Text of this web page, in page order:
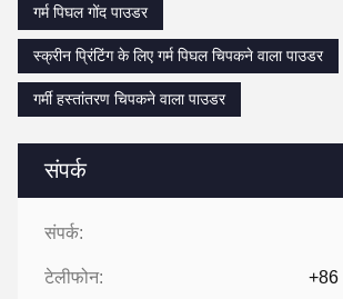
संपर्क
संपर्क:
टेलीफोन: +86
गर्म पिघल गोंद पाउडर
स्क्रीन प्रिंटिंग के लिए गर्म पिघल चिपकने वाला पाउडर
गर्मी हस्तांतरण चिपकने वाला पाउडर